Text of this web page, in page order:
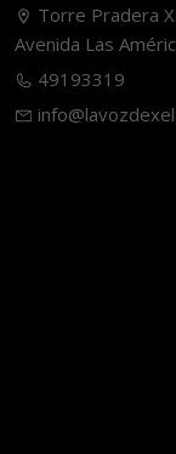
Torre Pradera
Avenida Las
49193319